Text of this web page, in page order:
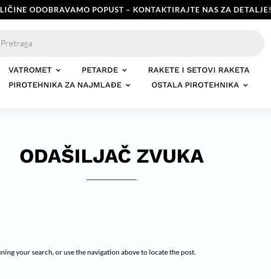
ODOBRAVAMO POPUST – KONTAKTIRAJTE NAS ZA DETALJE!
VATROMET PETARDE
RAKETE I SETOVI RAKETA
PIROTEHNIKA ZA NAJMLAĐE
OSTALA PIROTEHNIKA
ODAŠILJAČ ZVUKA
your search, or use the navigation above to locate the post.